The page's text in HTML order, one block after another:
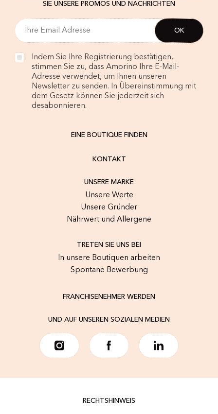
SIE UNSERE PROMOS UND NACHRICHTEN
Indem Sie Ihre Registrierung bestätigen,
stimmen Sie zu, dass Amorino Ihre E-Mail-
Adresse verwendet, um Ihnen unseren
Newsletter zu senden. In Übereinstimmung mit
dem Gesetz können Sie jederzeit sich
desabonnieren.
EINE BOUTIQUE FINDEN
KONTAKT
UNSERE MARKE
Unsere Werte
Unsere Gründer
Nährwert und Allergene
TRETEN SIE UNS BEI
In unsere Boutiquen arbeiten
Spontane Bewerbung
FRANCHISENEHMER WERDEN
UND AUF UNSEREN SOZIALEN MEDIEN
RECHTSHINWEIS